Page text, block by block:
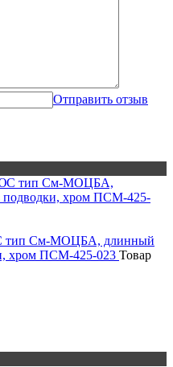
Отправить отзыв
тип См-МОЦБА, длинный
хром ПСМ-425-023 Товар